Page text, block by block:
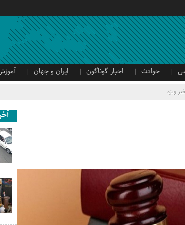
حوادث اخبار گوناگون ایران و جهان
ویژه